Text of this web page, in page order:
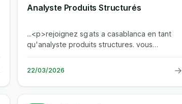
Analyste Produits Structurés
...<p>rejoignez sg ats a casablanca en tant
qu'analyste produits structures. vous
developperez, promouvrez et...
22/03/2026 →